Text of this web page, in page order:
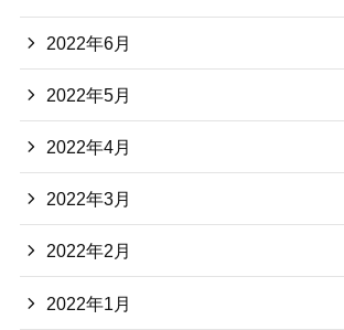
2022年6月
2022年5月
2022年4月
2022年3月
2022年2月
2022年1月